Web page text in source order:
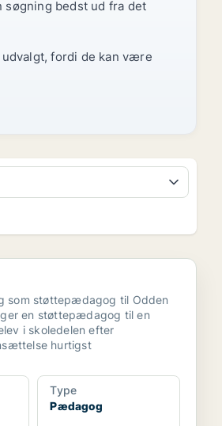
bedst ud fra det
fordi de kan være
som støttepædagog til Odden
en støttepædagog til en
i skoledelen efter
hurtigst
Type
Pædagog